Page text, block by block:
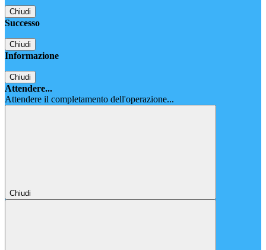
Chiudi
Successo
Chiudi
Informazione
Chiudi
Attendere...
Attendere il completamento dell'operazione...
Chiudi